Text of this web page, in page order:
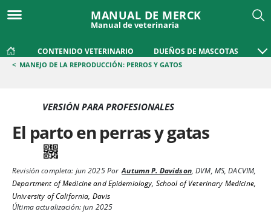
MANUAL DE MERCK
Manual de veterinaria
CONTENIDO VETERINARIO DUEÑOS DE MASCOTAS
< MANEJO DE LA REPRODUCCIÓN: PERROS Y GATOS
VERSIÓN PARA PROFESIONALES
El parto en perras y gatas
Revisión completa: jun 2025Por Autumn P. Davidson,DVM, MS, DACVIM,
Department of Medicine and Epidemiology, School of Veterinary Medicine,
University of California, Davis
Última actualización: jun 2025